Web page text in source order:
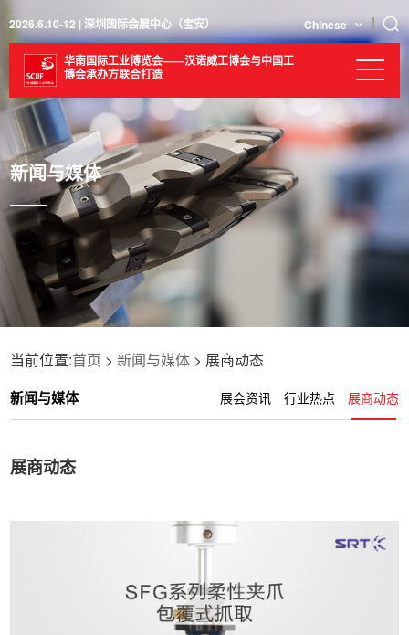
2026.6.10-12 | 深圳国际会展中心（宝安） Chinese
华南国际工业博览会——汉诺威工博会与中国工
博会承办方联合打造
新闻与媒体
当前位置:首页 >新闻与媒体 > 展商动态
新闻与媒体 展会资讯 行业热点 展商动态
展商动态